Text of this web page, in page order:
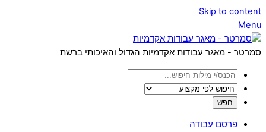
Skip to content
Menu
סמרטר - מאגר עבודות אקדמיות הגדול והאיכותי ברשת
פרסם עבודה